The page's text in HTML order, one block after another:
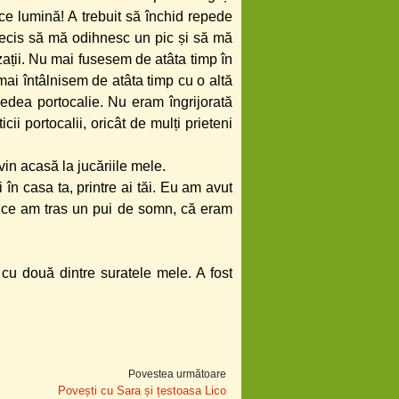
lumină! A trebuit să închid repede
să mă odihnesc un pic și să mă
Nu mai fusesem de atâta timp în
întâlnisem de atâta timp cu o altă
portocalie. Nu eram îngrijorată
portocalii, oricât de mulți prieteni
acasă la jucăriile mele.
casa ta, printre ai tăi. Eu am avut
am tras un pui de somn, că eram
două dintre suratele mele. A fost
Povestea următoare
Povești cu Sara și țestoasa Lico